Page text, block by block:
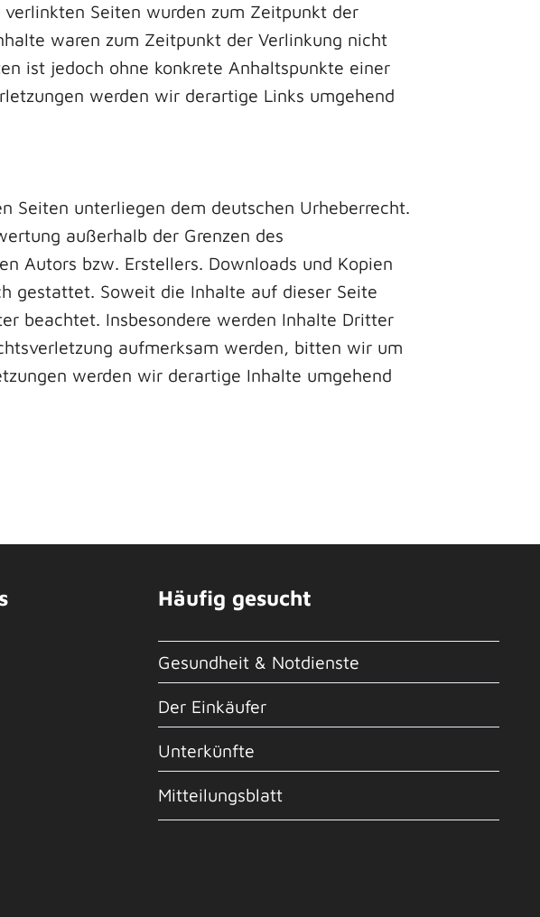
Seiten wurden zum Zeitpunkt der
waren zum Zeitpunkt der Verlinkung nicht
ist jedoch ohne konkrete Anhaltspunkte einer
werden wir derartige Links umgehend
Seiten unterliegen dem deutschen Urheberrecht.
außerhalb der Grenzen des
Autors bzw. Erstellers. Downloads und Kopien
gestattet. Soweit die Inhalte auf dieser Seite
beachtet. Insbesondere werden Inhalte Dritter
aufmerksam werden, bitten wir um
werden wir derartige Inhalte umgehend
Häufig gesucht
Gesundheit & Notdienste
Der Einkäufer
Unterkünfte
Mitteilungsblatt